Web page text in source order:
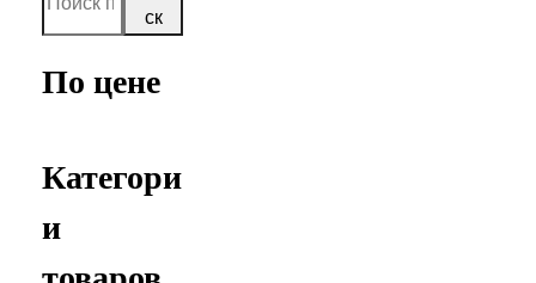
ск
По цене
Категори
и